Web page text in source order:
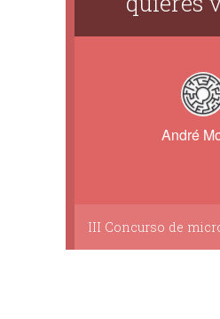
André
III Concurso de